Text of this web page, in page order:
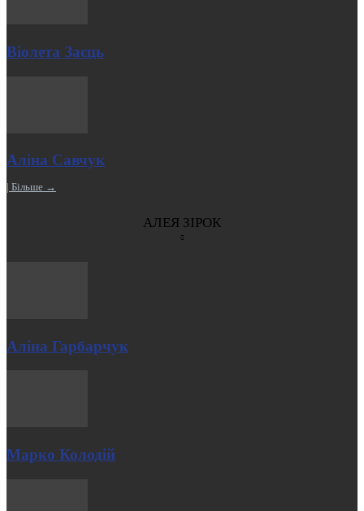
Віолета Заєць
Аліна Савчук
| Більше →
АЛЕЯ ЗІРОК
Аліна Гарбарчук
Марко Колодій